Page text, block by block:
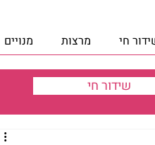
חי מרצות מנויים
שידור חי